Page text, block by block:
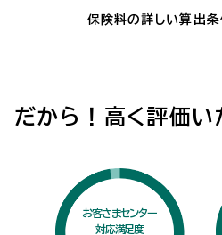
保険料の詳しい算出条
だから！高く評価い
お客さまセンター
対応満足度